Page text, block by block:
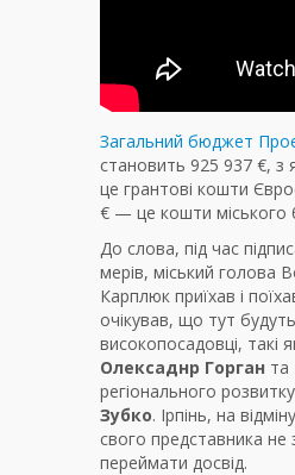
Загальний бюджет
становить 925 937 €, з
це грантові кошти
€ — це кошти міського
До слова, під час
мерів, міський голова
Карплюк приїхав і
очікував, що тут будуть
високопосадовці, такі
Олексаднр Горган та
регіонального розвитку
Зубко. Ірпінь, на
свого представника
переймати досвід.